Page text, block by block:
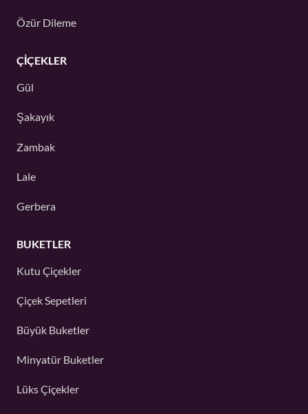
Özür Dileme
ÇIÇEKLER
Gül
Şakayık
Zambak
Lale
Gerbera
BUKETLER
Kutu Çiçekler
Çiçek Sepetleri
Büyük Buketler
Minyatür Buketler
Lüks Çiçekler